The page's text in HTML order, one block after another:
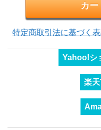
特定商取引法に基づく
Yahoo!シ
楽